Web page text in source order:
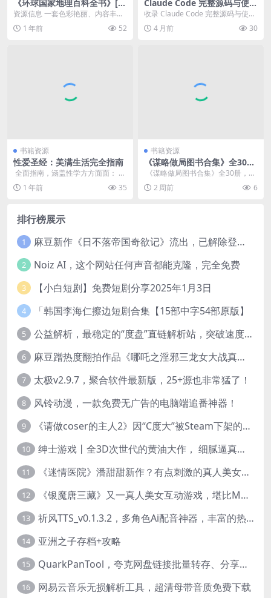
《环球国家地理百科全书》[套
装共10册]
资源信息 一套色彩艳丽、内容丰
富、特色鲜明的大众地理读物，全
书以地理位置为纲，按...
1 年前 52
Claude Code 完整源码与使用
指南
收录 Claude Code 完整源码与使用
指南，包含安装、环境配置、示例
运行、...
4 月前 30
书籍资源
性爱圣经：美满生活完全指南
​ 全面指南，涵盖性学方方面面： 从
初夜礼仪到产后亲密关系重建， 详
细讲解性学知...
1 年前 35
书籍资源
《谋略做局图书合集》全30
册，绝版谋略书籍一次看够
​ 《谋略做局图书合集》全30册，绝
版谋略书籍一次看够 ├── 一本书
学会人情世...
2 周前 6
排行榜展示
1 麻豆新作《日不落帝国奇欲记》流出，已解除登录验证！
2 Noiz AI，这个网站任何声音都能克隆，完全免费
3 【小白短剧】免费短剧分享2025年1月3日
4 「韩国李海仁擦边短剧合集【15部中字54部原版】
5 公益解析，最稳定的“度盘”直链解析站，突破速度限制
6 麻豆蹭热度翻拍作品《哪吒之淫邪三龙女大战真阳魔童》 已上线
7 太极v2.9.7，聚合软件最新版，25+源也非常猛了！
8 风铃动漫，一款免费无广告的电脑端追番神器！
9 《请做coser的主人2》因“C度大”被Steam下架的真人美女互动游戏！
10 绅士游戏丨全3D次世代的黄油大作， 细腻逼真的双人互动狂想曲！
11 《迷情医院》潘甜甜新作？有点刺激的真人美女互动游戏
12 《银魔唐三藏》又一真人美女互动游戏，堪比M豆！
13 祈风TTS_v0.1.3.2，多角色Ai配音神器，丰富的热门音色
14 亚洲之子存档+攻略
15 QuarkPanTool，夸克网盘链接批量转存、分享和下载工具
16 网易云音乐无损解析工具，超清母带音质免费下载